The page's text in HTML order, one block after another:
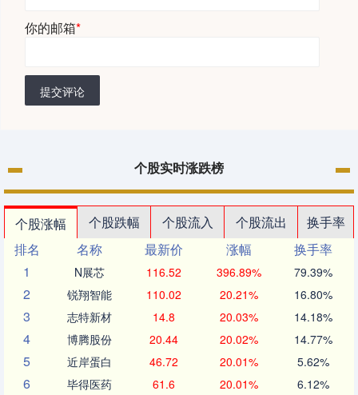
你的邮箱*
提交评论
个股实时涨跌榜
个股涨幅 个股跌幅 个股流入 个股流出
换手率
排名
名称 最新价 涨幅
换手率
1
N展芯 116.52 396.89% 79.39%
2 锐翔智能 110.02 20.21% 16.80%
3 志特新材 14.8 20.03% 14.18%
4 博腾股份 20.44 20.02% 14.77%
5 近岸蛋白 46.72 20.01% 5.62%
6 毕得医药 61.6 20.01% 6.12%